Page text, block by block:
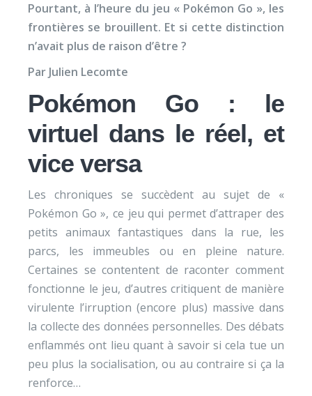
Pourtant, à l’heure du jeu « Pokémon Go », les
frontières se brouillent. Et si cette distinction
n’avait plus de raison d’être ?
Par Julien Lecomte
Pokémon Go : le
virtuel dans le réel, et
vice versa
Les chroniques se succèdent au sujet de «
Pokémon Go », ce jeu qui permet d’attraper des
petits animaux fantastiques dans la rue, les
parcs, les immeubles ou en pleine nature.
Certaines se contentent de raconter comment
fonctionne le jeu, d’autres critiquent de manière
virulente l’irruption (encore plus) massive dans
la collecte des données personnelles. Des débats
enflammés ont lieu quant à savoir si cela tue un
peu plus la socialisation, ou au contraire si ça la
renforce…